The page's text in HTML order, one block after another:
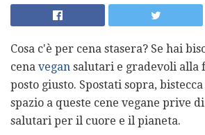
Cosa c'è per cena stasera? Se hai
cena vegan salutari e gradevoli alla
posto giusto. Spostati sopra,
spazio a queste cene vegane prive
salutari per il cuore e il pianeta.